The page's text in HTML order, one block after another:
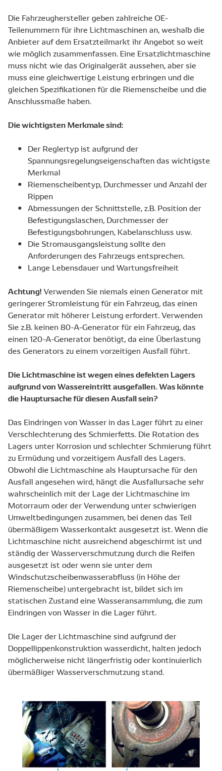
Die Fahrzeughersteller geben zahlreiche OE-
Teilenummern für ihre Lichtmaschinen an, weshalb die
Anbieter auf dem Ersatzteilmarkt ihr Angebot so weit
wie möglich zusammenfassen. Eine Ersatzlichtmaschine
muss nicht wie das Originalgerät aussehen, aber sie
muss eine gleichwertige Leistung erbringen und die
gleichen Spezifikationen für die Riemenscheibe und die
Anschlussmaße haben.
Die wichtigsten Merkmale sind:
Der Reglertyp ist aufgrund der
Spannungsregelungseigenschaften das wichtigste
Merkmal
Riemenscheibentyp, Durchmesser und Anzahl der
Rippen
Abmessungen der Schnittstelle, z.B. Position der
Befestigungslaschen, Durchmesser der
Befestigungsbohrungen, Kabelanschluss usw.
Die Stromausgangsleistung sollte den
Anforderungen des Fahrzeugs entsprechen.
Lange Lebensdauer und Wartungsfreiheit
Achtung!Verwenden Sie niemals einen Generator mit
geringerer Stromleistung für ein Fahrzeug, das einen
Generator mit höherer Leistung erfordert. Verwenden
Sie z.B. keinen 80-A-Generator für ein Fahrzeug, das
einen 120-A-Generator benötigt, da eine Überlastung
des Generators zu einem vorzeitigen Ausfall führt.
Die Lichtmaschine ist wegen eines defekten Lagers
aufgrund von Wassereintritt ausgefallen. Was könnte
die Hauptursache für diesen Ausfall sein?
Das Eindringen von Wasser in das Lager führt zu einer
Verschlechterung des Schmierfetts. Die Rotation des
Lagers unter Korrosion und schlechter Schmierung führt
zu Ermüdung und vorzeitigem Ausfall des Lagers.
Obwohl die Lichtmaschine als Hauptursache für den
Ausfall angesehen wird, hängt die Ausfallursache sehr
wahrscheinlich mit der Lage der Lichtmaschine im
Motorraum oder der Verwendung unter schwierigen
Umweltbedingungen zusammen, bei denen das Teil
übermäßigem Wasserkontakt ausgesetzt ist. Wenn die
Lichtmaschine nicht ausreichend abgeschirmt ist und
ständig der Wasserverschmutzung durch die Reifen
ausgesetzt ist oder wenn sie unter dem
Windschutzscheibenwasserabfluss (in Höhe der
Riemenscheibe) untergebracht ist, bildet sich im
statischen Zustand eine Wasseransammlung, die zum
Eindringen von Wasser in die Lager führt.
Die Lager der Lichtmaschine sind aufgrund der
Doppellippenkonstruktion wasserdicht, halten jedoch
möglicherweise nicht längerfristig oder kontinuierlich
übermäßiger Wasserverschmutzung stand.